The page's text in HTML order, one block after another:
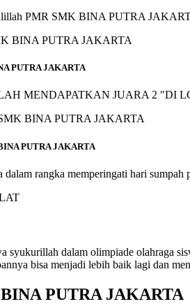
PMR SMK BINA PUTRA
PUTRA JAKARTA
MENDAPATKAN JUARA 2 "DI
PUTRA JAKARTA
dalam rangka memperingati hari sumpah
syukurillah dalam olimpiade olahraga
bisa menjadi lebih baik lagi dan
PUTRA JAKARTA